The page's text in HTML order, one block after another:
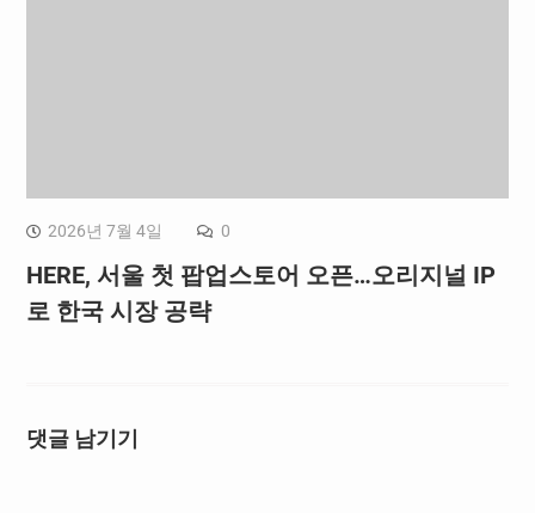
2026년 7월 4일 0
HERE, 서울 첫 팝업스토어 오픈…오리지널 IP
로 한국 시장 공략
댓글 남기기